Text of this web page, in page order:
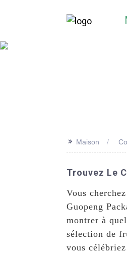
>> Maison
Trouvez Le
Vous
Guopeng
montrer à
sélection de
vous